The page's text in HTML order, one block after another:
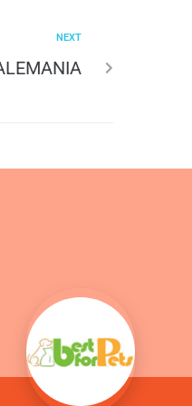
NEXT